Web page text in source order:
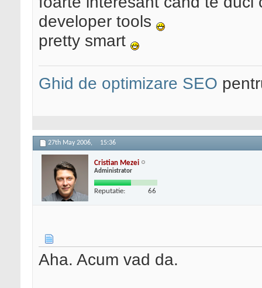
developer tools
pretty smart
Ghid de optimizare SEO
27th May 2006, 15:36
Cristian Mezei
Administrator
Reputatie: 66
Aha. Acum vad da.